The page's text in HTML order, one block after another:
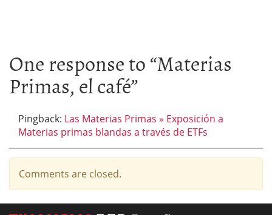
One response to “Materias
Primas, el café”
Pingback: Las Materias Primas » Exposición a
Materias primas blandas a través de ETFs
Comments are closed.